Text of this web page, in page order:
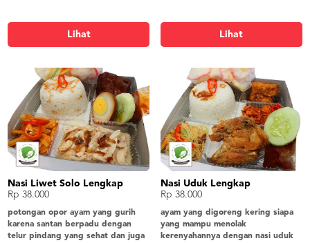
Lihat Lihat
Nasi Liwet Solo Lengkap
Rp 38.000
potongan opor ayam yang gurih
karena santan berpadu dengan
telur pindang yang sehat dan juga
Nasi Uduk Lengkap
Rp 38.000
ayam yang digoreng kering siapa
yang mampu menolak
kerenyahannya dengan nasi uduk